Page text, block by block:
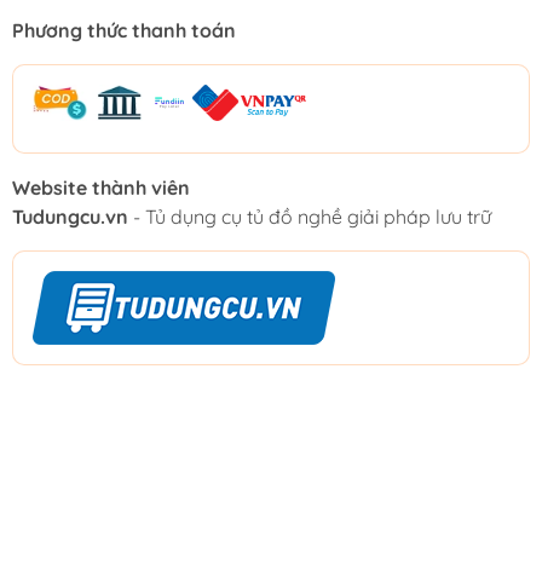
Phương thức thanh toán
Website thành viên
Tudungcu.vn - Tủ dụng cụ tủ đồ nghề giải pháp lưu trữ